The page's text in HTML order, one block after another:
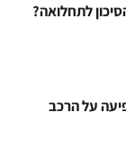
לתחלואה?
על הרכב